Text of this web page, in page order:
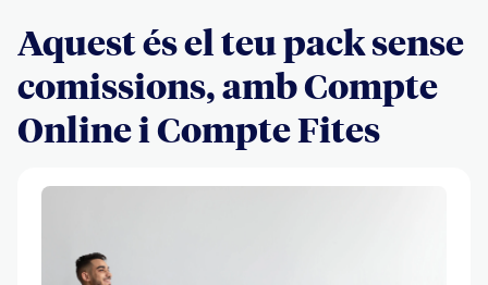
Aquest és el teu pack sense
comissions, amb Compte
Online i Compte Fites